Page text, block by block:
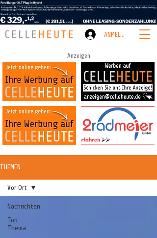
ANMELDEN
Anzeigen
THEMEN
Nachrichten
Top
Thema
Vor Ort